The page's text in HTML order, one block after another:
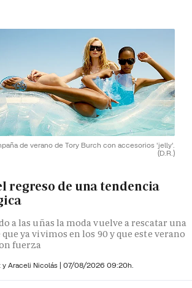
de verano de Tory Burch con accesorios 'jelly'.
(D.R.)
regreso de una tendencia
a las uñas la moda vuelve a rescatar una
ya vivimos en los 90 y que este verano
fuerza
y Araceli Nicolás | 07/08/2026 09:20h.